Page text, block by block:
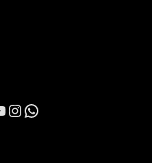
Instagram
WhatsApp